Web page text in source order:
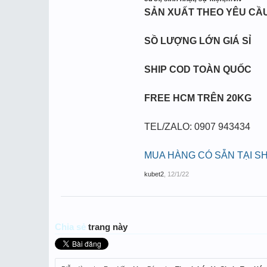
SẢN XUẤT THEO YÊU
SỒ LƯỢNG LỚN GIÁ SỈ
SHIP COD TOÀN QUỐC
FREE HCM TRÊN 20KG
TEL/ZALO: 0907 943434
MUA HÀNG CÓ SẴN TẠI
kubet2 12/1/22
Chia sẻ trang này